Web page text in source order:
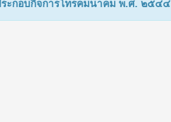
ะกอบกิจการโทรคมนาคม พ.ศ. ๒๕๔๔